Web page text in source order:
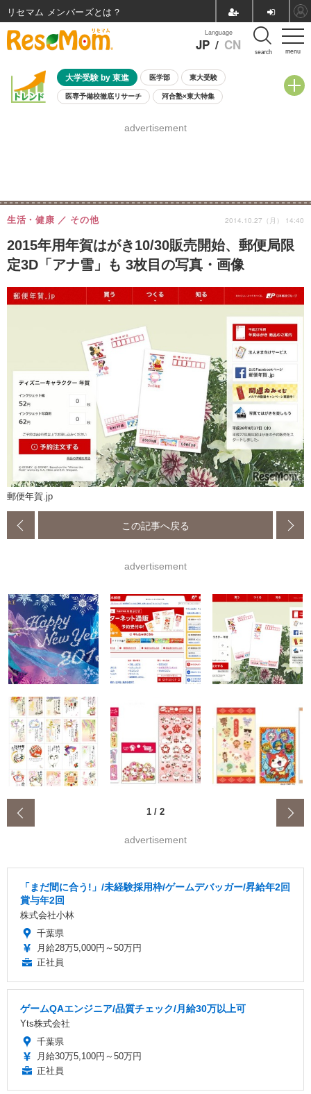
menu
Language
JP / CN search
大学受験 by 東進 医学部 東大受験
医専予備校徹底リサーチ 河合塾×東大特集
8月開催学校説明会・相談会
advertisement
2015年用年賀はがき10/30販売開始、郵便局限
定3D「アナ雪」も 3枚目の写真・画像
生活・健康 その他 2014.10.27（月） 14:40
郵便年賀.jp
この記事へ戻る
advertisement
1 / 2
advertisement
「まだ間に合う!」/未経験採用枠/ゲームデバッガー/昇給年2回
賞与年2回
株式会社小林
千葉県
月給28万5,000円～50万円
正社員
ゲームQAエンジニア/品質チェック/月給30万以上可
Yts株式会社
千葉県
月給30万5,100円～50万円
正社員
リセマム メンバーズ